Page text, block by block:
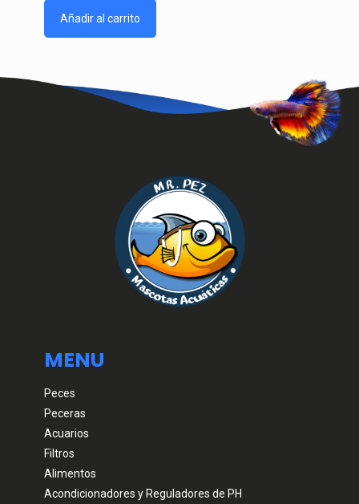
Añadir al carrito
MENU
Peces
Peceras
Acuarios
Filtros
Alimentos
Acondicionadores y Reguladores de PH